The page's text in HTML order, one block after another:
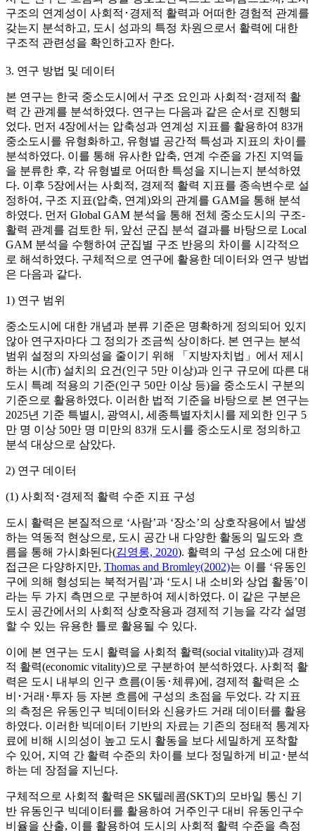
구조의 연계성이 사회적･경제적 활력과 어떠한 경험적 관계를
갖는지 분석하고, 도시 성과의 특정 차원으로서 활력에 대한
구조적 관련성을 확인하고자 한다.
3. 연구 방법 및 데이터
본 연구는 한국 중소도시에서 구조 요인과 사회적･경제적 활
력 간 관계를 분석하였다. 연구는 다음과 같은 순서로 진행되
었다. 먼저 4장에서는 압축성과 연계성 지표를 활용하여 83개
중소도시를 유형화하고, 유형별 공간적 특성과 지표의 차이를
분석하였다. 이를 통해 유사한 압축, 연계 수준을 가진 지역들
을 분류한 후, 각 유형별로 어떠한 특성을 지니는지 분석하였
다. 이후 5장에서는 사회적, 경제적 활력 지표를 종속변수로 설
정하여, 구조 지표(압축, 연계)와의 관계를 GAM을 통해 분석
하였다. 먼저 Global GAM 분석을 통해 전체 중소도시의 구조-
활력 관계를 검토한 뒤, 앞선 군집 분석 결과를 바탕으로 Local
GAM 분석을 수행하여 군집별 구조 반응의 차이를 시각적으
로 해석하였다. 구체적으로 연구에 활용한 데이터와 연구 방법
은 다음과 같다.
1) 연구 범위
중소도시에 대한 개념과 분류 기준은 명확하게 정의되어 있지
않아 연구자마다 그 정의가 조금씩 상이하다. 본 연구는 분석
범위 설정의 자의성을 줄이기 위해 「지방자치법」에서 제시
하는 시(市) 설치의 요건(인구 5만 이상)과 인구 규모에 따른 대
도시 특례 적용의 기준(인구 50만 이상 등)을 중소도시 구분의
기준으로 활용하였다. 이러한 법적 기준을 바탕으로 본 연구는
2025년 기준 특별시, 광역시, 세종특별자치시를 제외한 인구 5
만 명 이상 50만 명 미만의 83개 도시를 중소도시로 정의하고
분석 대상으로 삼았다.
2) 연구 데이터
(1) 사회적･경제적 활력 수준 지표 구성
도시 활력은 본질적으로 ‘사람’과 ‘장소’의 상호작용에서 발생
하는 역동적 현상으로, 도시 공간 내 다양한 활동의 밀도와 흐
름을 통해 가시화된다(김영롱, 2020). 활력의 구성 요소에 대한
접근은 다양하지만, Thomas and Bromley(2002)는 이를 ‘유동인
구에 의해 형성되는 북적거림’과 ‘도시 내 소비와 상업 활동’이
라는 두 가지 측면으로 구분하여 제시하였다. 이 같은 구분은
도시 공간에서의 사회적 상호작용과 경제적 기능을 각각 설명
할 수 있는 유용한 틀로 활용될 수 있다.
이에 본 연구는 도시 활력을 사회적 활력(social vitality)과 경제
적 활력(economic vitality)으로 구분하여 분석하였다. 사회적 활
력은 도시 내부의 인구 흐름(이동･체류)에, 경제적 활력은 소
비･거래･투자 등 자본 흐름에 구성의 초점을 두었다. 각 지표
의 측정은 유동인구 빅데이터와 신용카드 거래 데이터를 활용
하였다. 이러한 빅데이터 기반의 자료는 기존의 정태적 통계자
료에 비해 시의성이 높고 도시 활동을 보다 세밀하게 포착할
수 있어, 지역 간 활력 수준의 차이를 보다 정밀하게 비교･분석
하는 데 장점을 지닌다.
구체적으로 사회적 활력은 SK텔레콤(SKT)의 모바일 통신 기
반 유동인구 빅데이터를 활용하여 거주인구 대비 유동인구수
비율을 산출, 이를 활용하여 도시의 사회적 활력 수준을 측정